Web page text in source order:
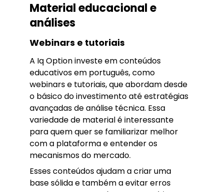
Material educacional e
análises
Webinars e tutoriais
A Iq Option investe em conteúdos
educativos em português, como
webinars e tutoriais, que abordam desde
o básico do investimento até estratégias
avançadas de análise técnica. Essa
variedade de material é interessante
para quem quer se familiarizar melhor
com a plataforma e entender os
mecanismos do mercado.
Esses conteúdos ajudam a criar uma
base sólida e também a evitar erros